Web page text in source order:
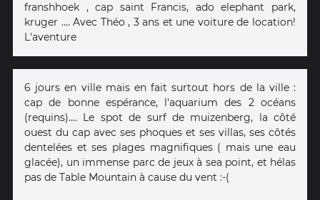
franshhoek , cap saint Francis, ado elephant park,
kruger .... Avec Théo , 3 ans et une voiture de location!
L'aventure
6 jours en ville mais en fait surtout hors de la ville :
cap de bonne espérance, l'aquarium des 2 océans
(requins).... Le spot de surf de muizenberg, la côté
ouest du cap avec ses phoques et ses villas, ses côtés
dentelées et ses plages magnifiques ( mais une eau
glacée), un immense parc de jeux à sea point, et hélas
pas de Table Mountain à cause du vent :-(